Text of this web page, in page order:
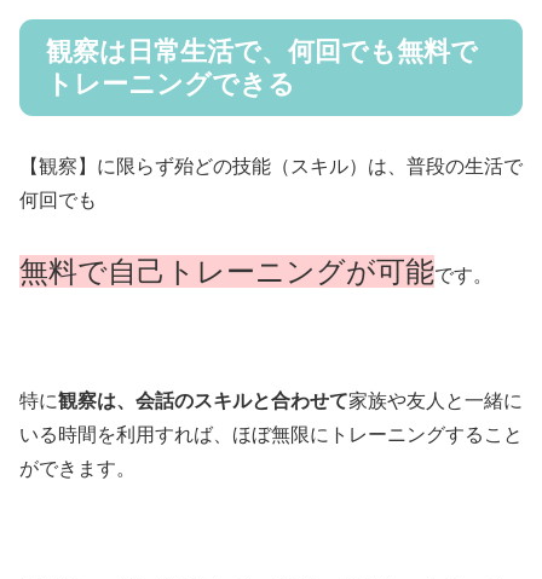
観察は日常生活で、何回でも無料で
トレーニングできる
【観察】に限らず殆どの技能（スキル）は、普段の生活で
何回でも
無料で自己トレーニングが可能です。
特に観察は、会話のスキルと合わせて家族や友人と一緒に
いる時間を利用すれば、ほぼ無限にトレーニングすること
ができます。